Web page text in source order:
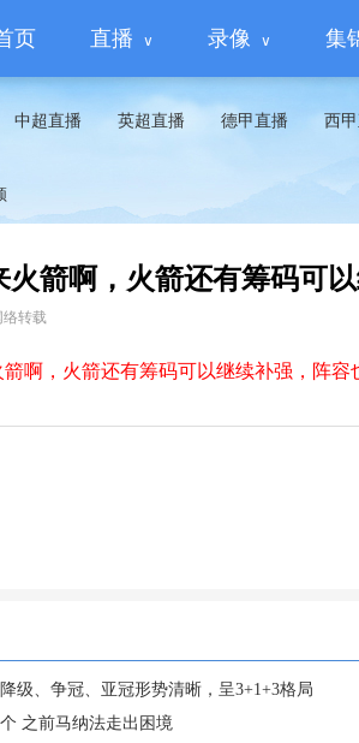
页 直播 录像 集
中超直播 英超直播 德甲直播 西
箭啊，火箭还有筹码可
络转载
啊，火箭还有筹码可以继续补强，阵容
级、争冠、亚冠形势清晰，呈3+1+3格局
之前马纳法走出困境